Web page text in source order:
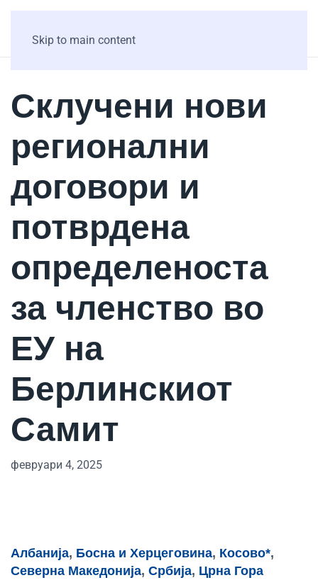
Skip to main content
Склучени нови
регионални
договори и
потврдена
определеноста
за членство во
ЕУ на
Берлинскиот
Самит
февруари 4, 2025
Албанија, Босна и Херцеговина, Косово*,
Северна Македонија, Србија, Црна Гора